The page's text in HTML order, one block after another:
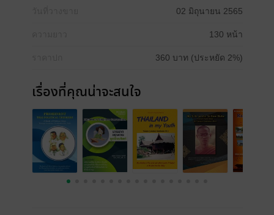
02 มิถุนายน 2565
130 หน้า
360 บาท (ประหยัด 2%)
เรื่องที่คุณน่าจะสนใจ